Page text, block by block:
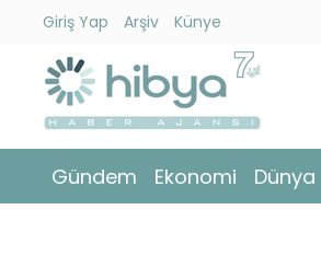
Giriş Yap Arşiv Künye
Gündem Ekonomi Dünya
Gündem
Ekonomi